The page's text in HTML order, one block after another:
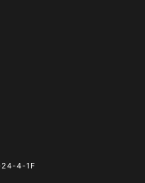
24-4-1F